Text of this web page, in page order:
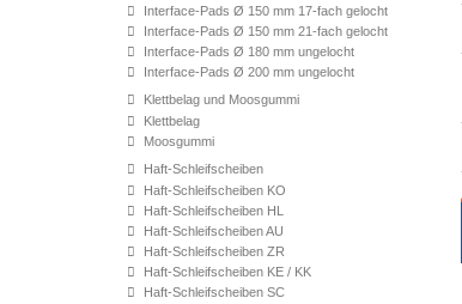
Interface-Pads Ø 150 mm 17-fach gelocht
Interface-Pads Ø 150 mm 21-fach gelocht
Interface-Pads Ø 180 mm ungelocht
Interface-Pads Ø 200 mm ungelocht
Klettbelag und Moosgummi
Klettbelag
Moosgummi
Haft-Schleifscheiben
Haft-Schleifscheiben KO
Haft-Schleifscheiben HL
Haft-Schleifscheiben AU
Haft-Schleifscheiben ZR
Haft-Schleifscheiben KE / KK
Haft-Schleifscheiben SC